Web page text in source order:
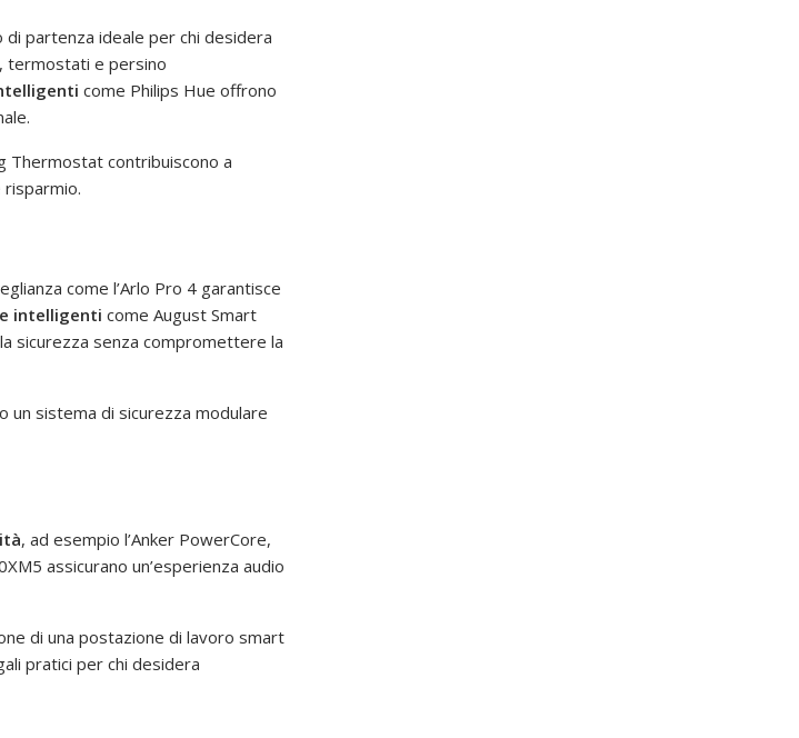
partenza ideale per chi desidera
termostati e persino
come Philips Hue offrono
Thermostat contribuiscono a
come l’Arlo Pro 4 garantisce
intelligenti come August Smart
sicurezza senza compromettere la
un sistema di sicurezza modulare
, ad esempio l’Anker PowerCore,
assicurano un’esperienza audio
di una postazione di lavoro smart
pratici per chi desidera